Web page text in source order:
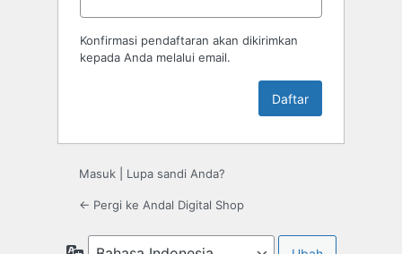
Konfirmasi pendaftaran akan dikirimkan
kepada Anda melalui email.
Masuk Lupa sandi Anda?
← Pergi ke Andal Digital Shop